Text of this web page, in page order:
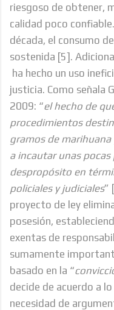
riesgoso de obtener,
calidad poco
década, el consumo
sostenida [5].
ha hecho un uso
justicia. Como señala
2009: “el hecho de
procedimientos
gramos de
a incautar unas
despropósito en
policiales y judiciales”
proyecto de ley
posesión,
exentas de
sumamente
basado en la “
decide de acuerdo a
necesidad de